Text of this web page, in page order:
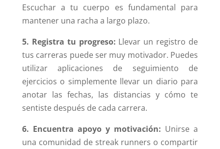
Escuchar a tu cuerpo es fundamental para
mantener una racha a largo plazo.
5. Registra tu progreso: Llevar un registro de
tus carreras puede ser muy motivador. Puedes
utilizar aplicaciones de seguimiento de
ejercicios o simplemente llevar un diario para
anotar las fechas, las distancias y cómo te
sentiste después de cada carrera.
6. Encuentra apoyo y motivación: Unirse a
una comunidad de streak runners o compartir